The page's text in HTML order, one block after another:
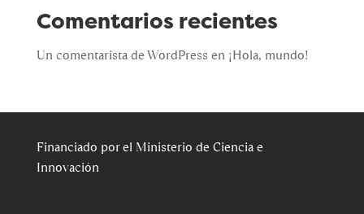
Comentarios recientes
Un comentarista de WordPress en ¡Hola, mundo!
Financiado por el Ministerio de Ciencia e
Innovación